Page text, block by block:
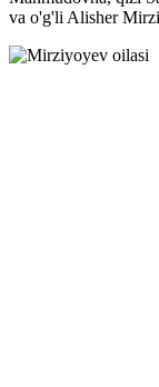
va o'g'li Alisher